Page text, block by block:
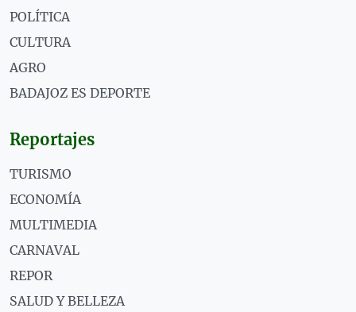
POLÍTICA
CULTURA
AGRO
BADAJOZ ES DEPORTE
Reportajes
TURISMO
ECONOMÍA
MULTIMEDIA
CARNAVAL
REPOR
SALUD Y BELLEZA